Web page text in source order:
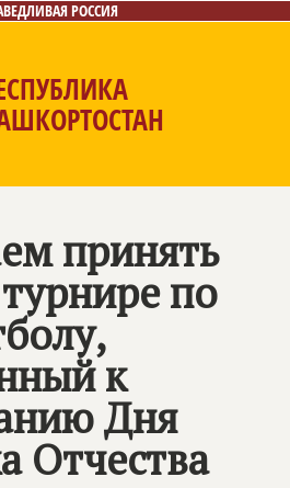
РОССИЯ
принять
по
к
Дня
Отчества